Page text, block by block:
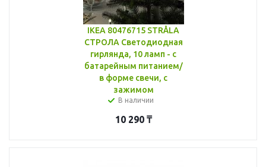
IKEA 80476715 STRÅLA
СТРОЛА Светодиодная
гирлянда, 10 ламп - с
батарейным питанием/
в форме свечи, с
зажимом
В наличии
10 290₸